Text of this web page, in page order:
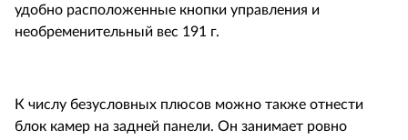
удобно расположенные кнопки управления и
необременительный вес 191 г.
К числу безусловных плюсов можно также отнести
блок камер на задней панели. Он занимает ровно